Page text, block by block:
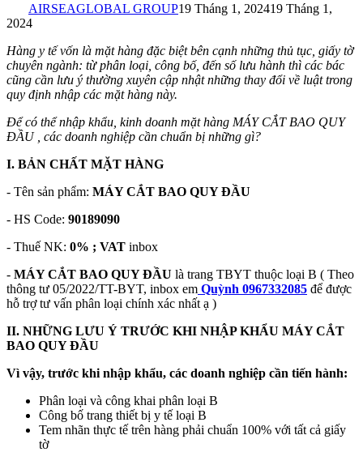
AIRSEAGLOBAL GROUP19 Tháng 1, 202419 Tháng 1,
2024
Hàng y tế vốn là mặt hàng đặc biệt bên cạnh những thủ tục, giấy tờ
chuyên ngành: từ phân loại, công bố, đến số lưu hành thì các bác
cũng cần lưu ý thường xuyên cập nhật những thay đổi về luật trong
quy định nhập các mặt hàng này.
Để có thể nhập khẩu, kinh doanh mặt hàng MÁY CẮT BAO QUY
ĐẦU , các doanh nghiệp cần chuẩn bị những gì?
I. BẢN CHẤT MẶT HÀNG
- Tên sản phẩm: MÁY CẮT BAO QUY ĐẦU
- HS Code: 90189090
- Thuế NK: 0% ; VAT inbox
- MÁY CẮT BAO QUY ĐẦU là trang TBYT thuộc loại B ( Theo
thông tư 05/2022/TT-BYT, inbox em Quỳnh 0967332085 để được
hỗ trợ tư vấn phân loại chính xác nhất ạ )
II. NHỮNG LƯU Ý TRƯỚC KHI NHẬP KHẨU MÁY CẮT
BAO QUY ĐẦU
Vì vậy, trước khi nhập khẩu, các doanh nghiệp cần tiến hành:
Phân loại và công khai phân loại B
Công bố trang thiết bị y tế loại B
Tem nhãn thực tế trên hàng phải chuẩn 100% với tất cả giấy
tờ